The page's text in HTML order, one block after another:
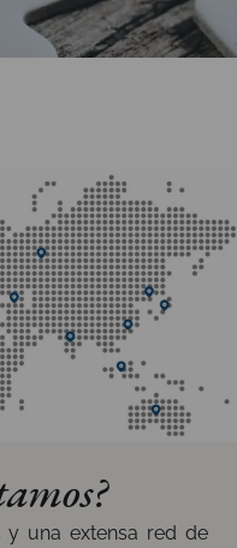
y una extensa red de